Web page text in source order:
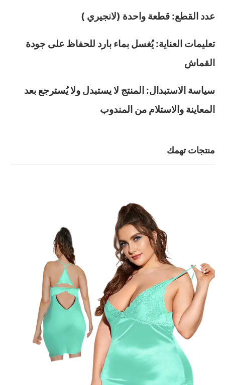
عدد القطع: قطعة واحدة (لانجيري )
تعليمات العناية: يُغسل بماء بارد للحفاظ على جودة
القماش
سياسة الاستبدال: المنتج لا يستبدل ولا يُسترجع بعد
المعاينة والاستلام من المندوب
منتجات تهمك